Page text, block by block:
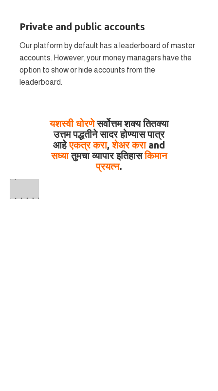
Private and public accounts
Our platform by default has a leaderboard of master
accounts. However, your money managers have the
option to show or hide accounts from the
leaderboard.
यशस्वी धोरणेसर्वोत्तम शक्य तितक्या
उत्तम पद्धतीने सादर होण्यास पात्र
आहेएकत्र करा,शेअर कराand
सध्यातुमचा व्यापार इतिहासकिमान
प्रयत्न.